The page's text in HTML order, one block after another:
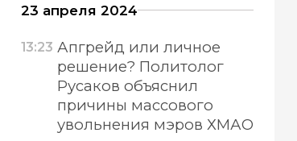
23 апреля 2024
13:23 Апгрейд или личное
решение? Политолог
Русаков объяснил
причины массового
увольнения мэров ХМАО